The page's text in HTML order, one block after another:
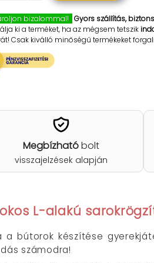
bizalommal! Gyors szállítás,
ki a terméket, ha az mégsem tetszik
Csak kiválló minőségű termékeket
Megbízhatóbolt
visszajelzések alapján
L-alakú
bútorok készítése
számodra!